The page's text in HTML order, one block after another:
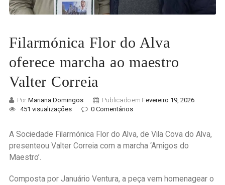
Filarmónica Flor do Alva
oferece marcha ao maestro
Valter Correia
Por Mariana Domingos Publicado em Fevereiro 19, 2026
451 visualizações
0 Comentários
A Sociedade Filarmónica Flor do Alva, de Vila Cova do Alva,
presenteou Valter Correia com a marcha ‘Amigos do
Maestro’.
Composta por Januário Ventura, a peça vem homenagear o